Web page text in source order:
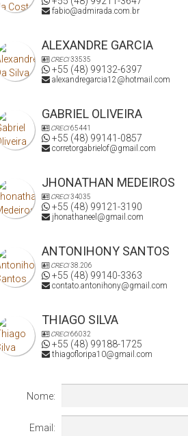
fabio@admirada.com.br
ALEXANDRE GARCIA
CRECI33535
+55 (48) 99132-6397
alexandregarcia12@hotmail.com
GABRIEL OLIVEIRA
CRECI65441
+55 (48) 99141-0857
corretorgabrielof@gmail.com
JHONATHAN MEDEIROS
CRECI34035
+55 (48) 99121-3190
jhonathaneel@gmail.com
ANTONIHONY SANTOS
CRECI38.206
+55 (48) 99140-3363
contato.antonihony@gmail.com
THIAGO SILVA
CRECI66032
+55 (48) 99188-1725
thiagofloripa10@gmail.com
Nome:
Email: